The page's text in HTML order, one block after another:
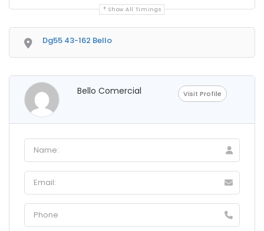
Show All Timings
Dg55 43-162 Bello
Bello Comercial Visit Profile